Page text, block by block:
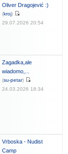
Oliver Dragojević :)
(kroj)
29.07.2026 20:54
Zagadka,ale
wiadomo,...
(su-petar)
24.03.2026 18:34
Vrboska - Nudist
Camp